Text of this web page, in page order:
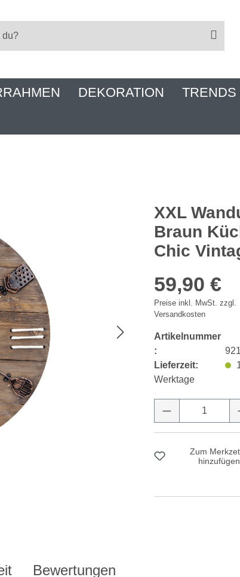
DEKORATION TRENDS
XXL
Braun
Chic
59,90 €
Preise inkl. MwSt. zzgl.
Versandkosten
Artikelnummer
:
Lieferzeit:
Werktage
Produkt
Zum
hinzufügen
Bewertungen